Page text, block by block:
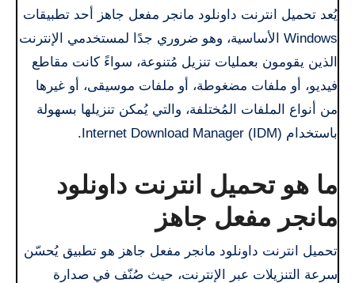
يُعد تحميل انترنت داونلود مانجر مفعل جاهز أحد تطبيقات
Windows الأساسية، وهو ضروري جدًا لمستخدمي الإنترنت
الذين يقومون بعمليات تنزيل مُتنوعة، سواءً كانت مقاطع
فيديو، أو ملفات مضغوطة، أو ملفات موسيقى، أو غيرها
من أنواع الملفات المُختلفة، والتي يُمكن تنزيلها بسهولة
باستخدام Internet Download Manager (IDM).
ما هو تحميل انترنت داونلود
مانجر مفعل جاهز
تحميل انترنت داونلود مانجر مفعل جاهز هو تطبيق يُحسّن
سرعة التنزيلات عبر الإنترنت، حيث صُنّف في صدارة